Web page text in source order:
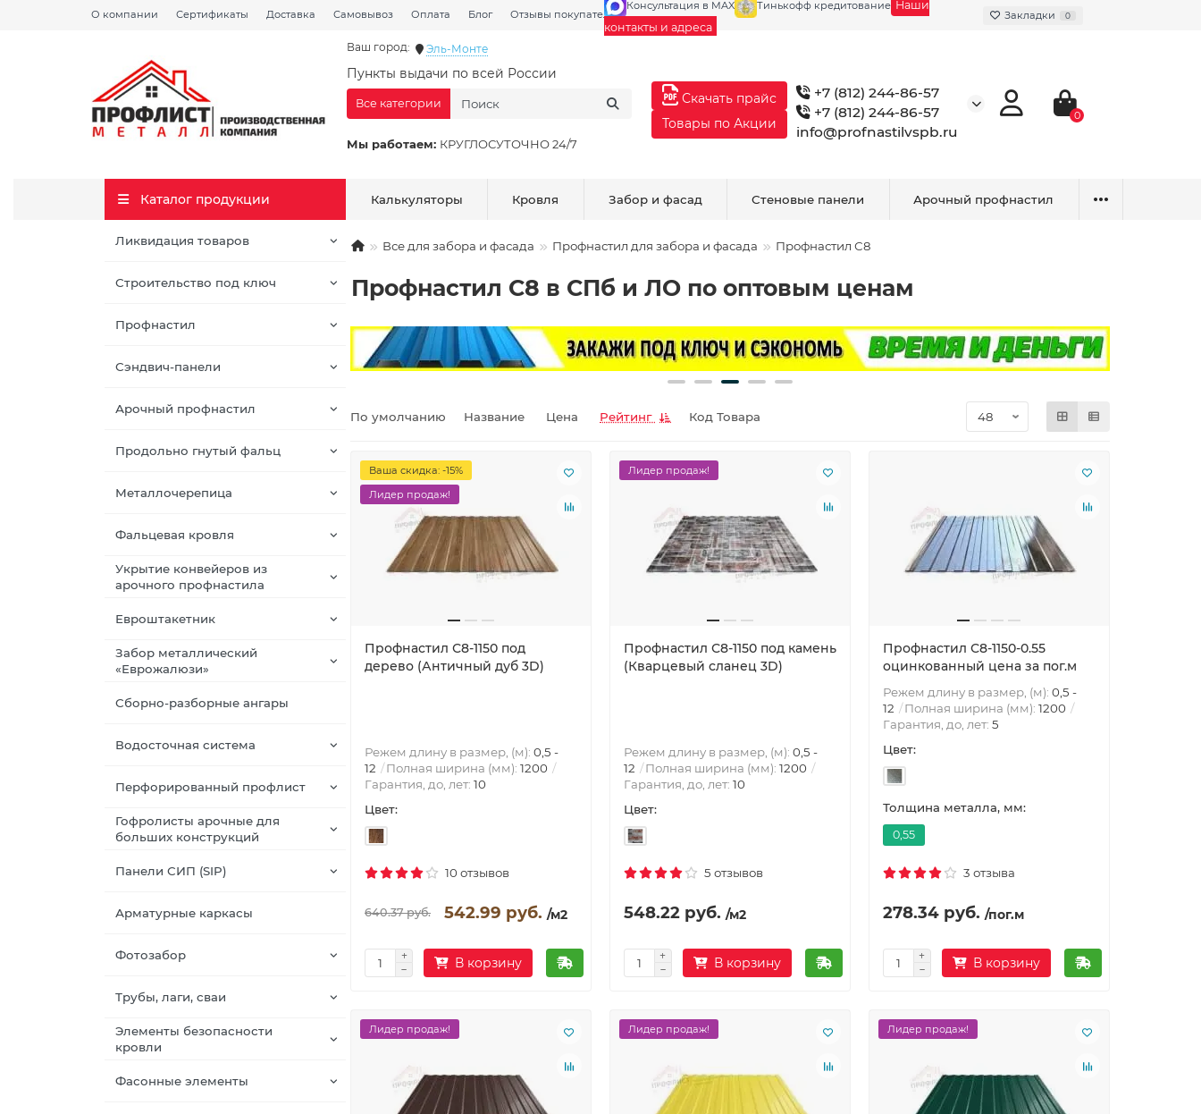
О компании Сертификаты Доставка Самовывоз Оплата Блог Отзывы покупателей Галерея
Консультация в MAX Тинькофф кредитование Наши
контакты и адреса
Закладки 0
Ваш город: Эль-Монте
Пункты выдачи по всей России
Мы работаем: КРУГЛОСУТОЧНО 24/7
Все категории
Скачать прайс
Товары по Акции
+7 (812) 244-86-57
+7 (812) 244-86-57
info@profnastilvspb.ru
0
Каталог продукции
Ликвидация товаров
Строительство под ключ
Профнастил
Сэндвич-панели
Арочный профнастил
Продольно гнутый фальц
Металлочерепица
Фальцевая кровля
Укрытие конвейеров из
арочного профнастила
Евроштакетник
Забор металлический
«Еврожалюзи»
Сборно-разборные ангары
Водосточная система
Перфорированный профлист
Гофролисты арочные для
больших конструкций
Панели СИП (SIP)
Арматурные каркасы
Фотозабор
Трубы, лаги, сваи
Элементы безопасности
кровли
Фасонные элементы
Калькуляторы Кровля Забор и фасад Стеновые панели Арочный профнастил
Все для забора и фасада Профнастил для забора и фасада Профнастил С8
Профнастил С8 в СПб и ЛО по оптовым ценам
По умолчанию Название Цена Рейтинг Код Товара
Ваша скидка: -15%
Лидер продаж!
Профнастил С8-1150 под
дерево (Античный дуб 3D)
Режем длину в размер, (м): 0,5 -
12
Полная ширина (мм): 1200
Гарантия, до, лет: 10
Цвет:
10 отзывов
640.37 руб. 542.99 руб. /м2
В корзину
Лидер продаж!
Профнастил С8-1150 под камень
(Кварцевый сланец 3D)
Режем длину в размер, (м): 0,5 -
12
Полная ширина (мм): 1200
Гарантия, до, лет: 10
Цвет:
5 отзывов
548.22 руб. /м2
В корзину
Профнастил С8-1150-0.55
оцинкованный цена за пог.м
Режем длину в размер, (м): 0,5 -
12
Полная ширина (мм): 1200
Гарантия, до, лет: 5
Цвет:
Толщина металла, мм:
0,55
3 отзыва
278.34 руб. /пог.м
В корзину
Лидер продаж! Лидер продаж! Лидер продаж!